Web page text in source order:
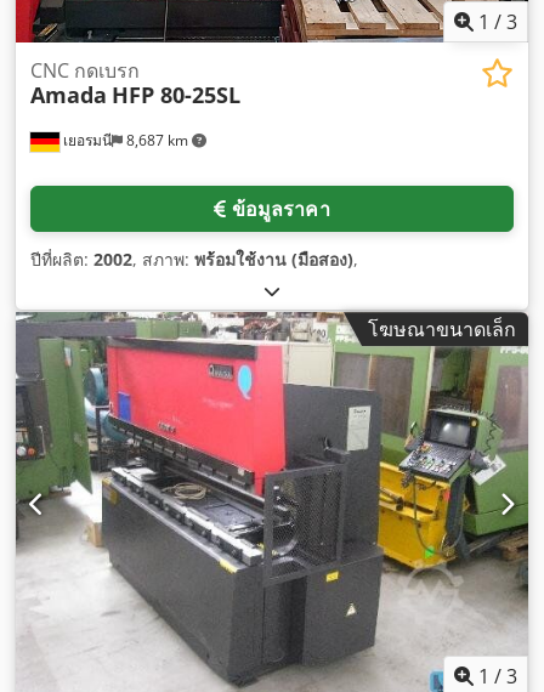
1 /3
เยอรมนี 8,687 km
CNC กดเบรก
Amada HFP 80-25SL
ข้อมูลราคา
ปีที่ผลิต: 2002, สภาพ: พร้อมใช้งาน (มือสอง),
โฆษณาขนาดเล็ก
1 /3